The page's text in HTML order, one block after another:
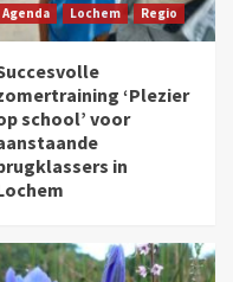
Agenda Lochem Regio
‘Plezier
school’ voor
in